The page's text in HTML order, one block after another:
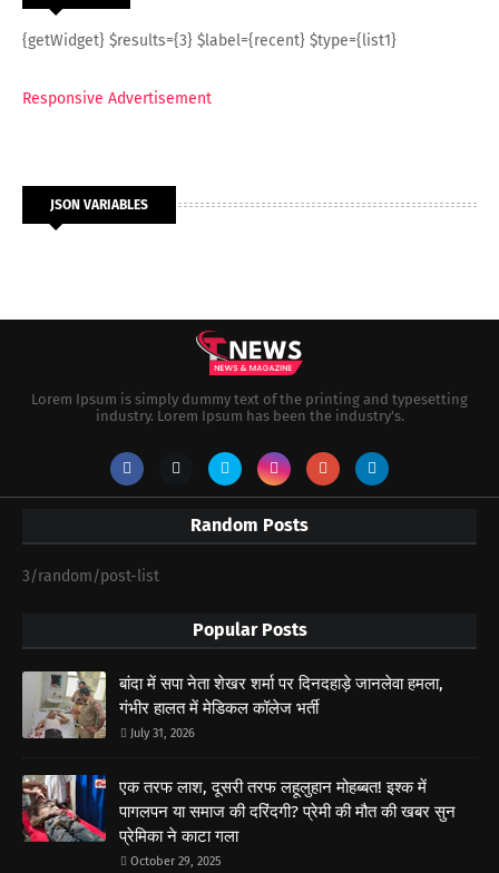
{getWidget} $results={3} $label={recent} $type={list1}
Responsive Advertisement
JSON VARIABLES
Lorem Ipsum is simply dummy text of the printing and typesetting
industry. Lorem Ipsum has been the industry's.
Random Posts
3/random/post-list
Popular Posts
बांदा में सपा नेता शेखर शर्मा पर दिनदहाड़े जानलेवा हमला,
गंभीर हालत में मेडिकल कॉलेज भर्ती
July 31, 2026
एक तरफ लाश, दूसरी तरफ लहूलुहान मोहब्बत! इश्क में
पागलपन या समाज की दरिंदगी? प्रेमी की मौत की खबर सुन
प्रेमिका ने काटा गला
October 29, 2025